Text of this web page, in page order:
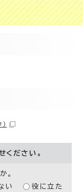
ください。
。
い 役に立た